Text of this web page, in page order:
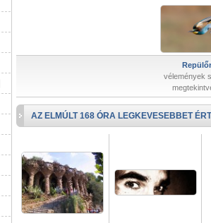
vélemények
AZ ELMÚLT 168 ÓRA LEGKEVESEBBET